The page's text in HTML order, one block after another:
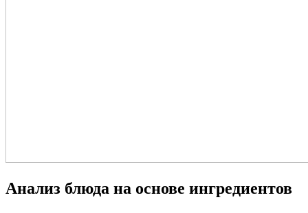
Анализ блюда на основе ингредиентов